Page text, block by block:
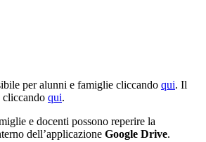
per alunni e famiglie cliccando qui. Il
cliccando qui.
e docenti possono reperire la
dell’applicazione Google Drive.